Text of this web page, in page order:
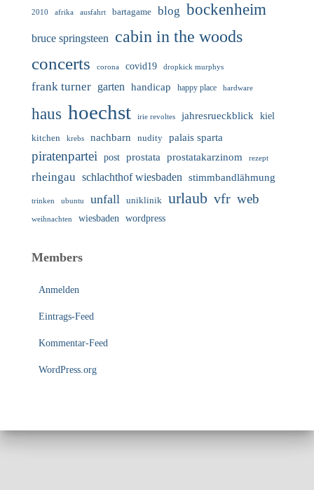
2010 afrika ausfahrt bartagame blog bockenheim
bruce springsteen
cabin in the woods
concerts
corona covid19 dropkick murphys
frank turner garten handicap happy place hardware
haus hoechst irie revoltes jahresrueckblick kiel
kitchen krebs nachbarn nudity palais sparta
piratenpartei post prostata prostatakarzinom rezept
rheingau schlachthof wiesbaden stimmbandlähmung
trinken ubuntu unfall uniklinik urlaub vfr web
weihnachten wiesbaden wordpress
Members
Anmelden
Eintrags-Feed
Kommentar-Feed
WordPress.org